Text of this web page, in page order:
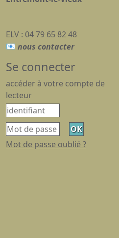
ELV : 04 79 65 82 48
Se connecter
accéder à votre compte de
lecteur
Mot de passe oublié ?